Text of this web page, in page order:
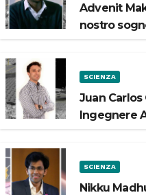
Advenit
nostro
SCIENZA
Juan Carlos
Ingegnere
SCIENZA
Nikku